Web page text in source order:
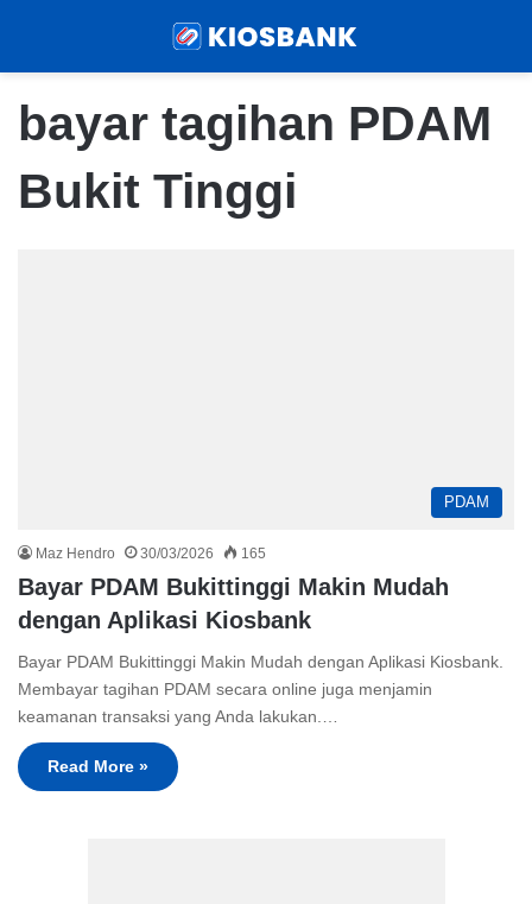
bayar tagihan PDAM
Bukit Tinggi
PDAM
Maz Hendro 30/03/2026 165
Bayar PDAM Bukittinggi Makin Mudah
dengan Aplikasi Kiosbank
Bayar PDAM Bukittinggi Makin Mudah dengan Aplikasi Kiosbank.
Membayar tagihan PDAM secara online juga menjamin
keamanan transaksi yang Anda lakukan.…
Read More »